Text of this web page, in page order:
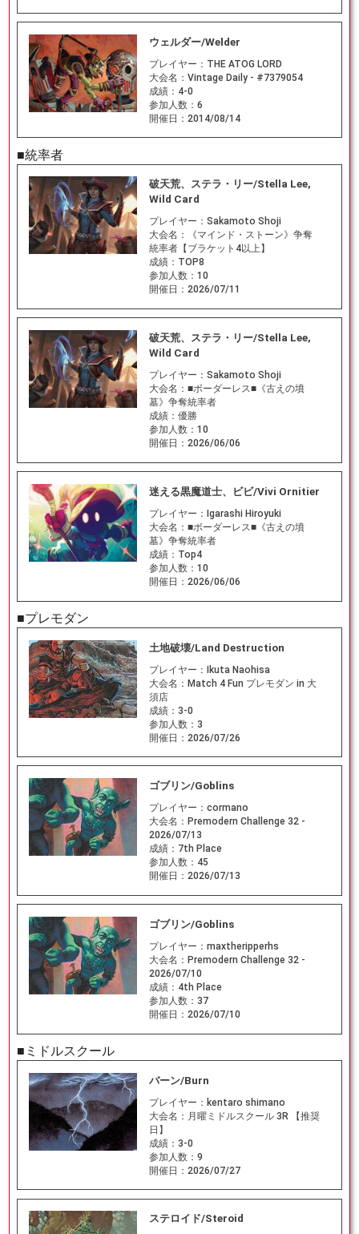
ウェルダー/Welder
プレイヤー： THE ATOG LORD
大会名： Vintage Daily - #7379054
成績： 4-0
参加人数： 6
開催日： 2014/08/14
■統率者
破天荒、ステラ・リー/Stella Lee,
Wild Card
プレイヤー： Sakamoto Shoji
大会名：
《マインド・ストーン》争奪
統率者【ブラケット4以上】
成績： TOP8
参加人数： 10
開催日： 2026/07/11
破天荒、ステラ・リー/Stella Lee,
Wild Card
プレイヤー： Sakamoto Shoji
大会名： ■ボーダーレス■《古えの墳
墓》争奪統率者
成績： 優勝
参加人数： 10
開催日： 2026/06/06
迷える黒魔道士、ビビ/Vivi Ornitier
プレイヤー： Igarashi Hiroyuki
大会名： ■ボーダーレス■《古えの墳
墓》争奪統率者
成績： Top4
参加人数： 10
開催日： 2026/06/06
■プレモダン
土地破壊/Land Destruction
プレイヤー： Ikuta Naohisa
大会名： Match 4 Fun プレモダン in 大
須店
成績： 3-0
参加人数： 3
開催日： 2026/07/26
ゴブリン/Goblins
プレイヤー： cormano
大会名： Premodern Challenge 32 -
2026/07/13
成績： 7th Place
参加人数： 45
開催日： 2026/07/13
ゴブリン/Goblins
プレイヤー： maxtheripperhs
大会名： Premodern Challenge 32 -
2026/07/10
成績： 4th Place
参加人数： 37
開催日： 2026/07/10
■ミドルスクール
バーン/Burn
プレイヤー： kentaro shimano
大会名： 月曜ミドルスクール 3R 【推奨
日】
成績： 3-0
参加人数： 9
開催日： 2026/07/27
ステロイド/Steroid